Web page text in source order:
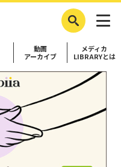
動画
アーカイブ
メディカ
LIBRARYとは